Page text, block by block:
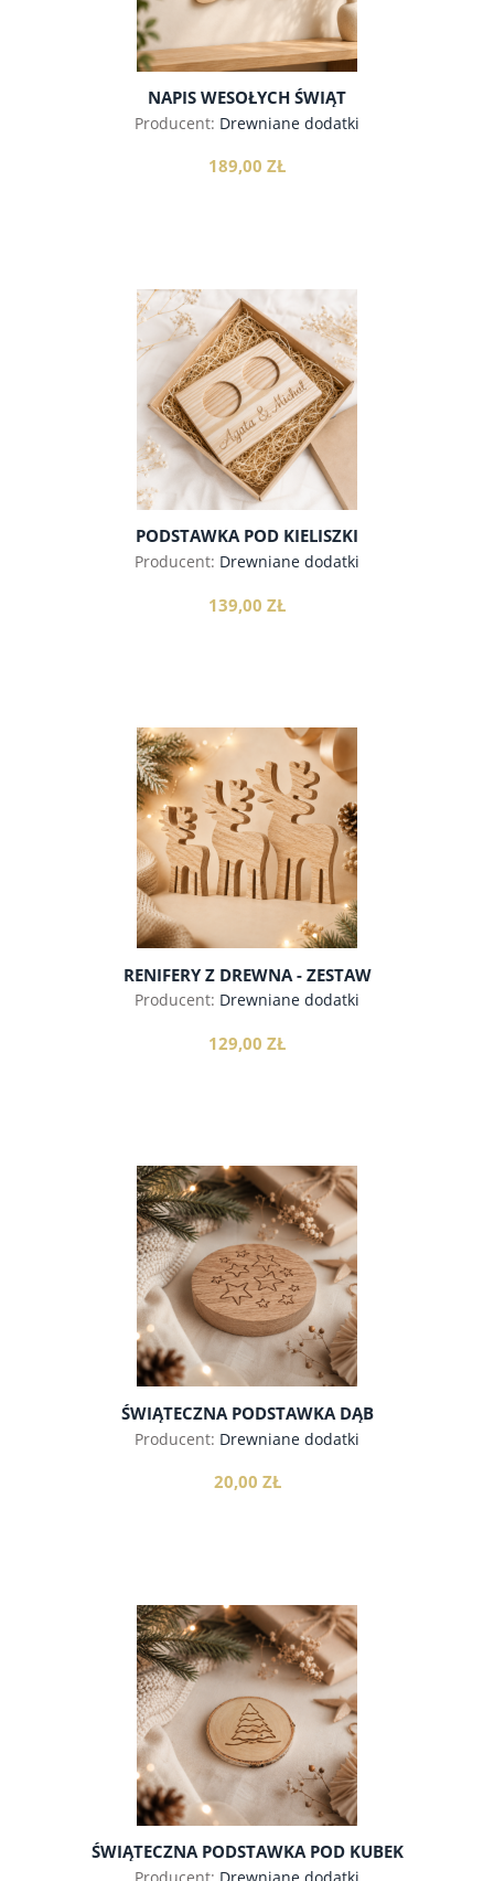
NAPIS WESOŁYCH ŚWIĄT
Producent: Drewniane dodatki
189,00 ZŁ
do koszyka
PODSTAWKA POD KIELISZKI
Producent: Drewniane dodatki
139,00 ZŁ
do koszyka
RENIFERY Z DREWNA - ZESTAW
Producent: Drewniane dodatki
129,00 ZŁ
do koszyka
ŚWIĄTECZNA PODSTAWKA DĄB
Producent: Drewniane dodatki
20,00 ZŁ
do koszyka
ŚWIĄTECZNA PODSTAWKA POD KUBEK